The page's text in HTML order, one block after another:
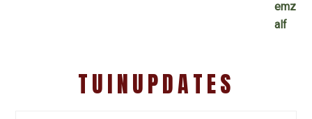
TUINUPDATES